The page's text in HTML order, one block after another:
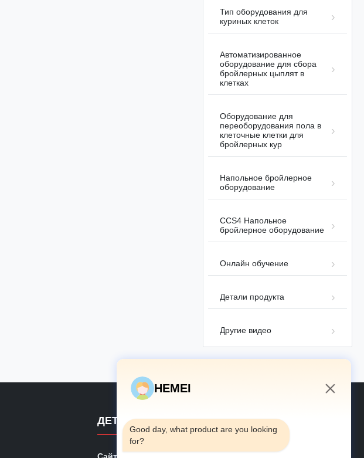
На Филиппинах официально
запущен проект автоматического
сбора бройлеров.
клетках
Птичник на Филиппинах
Автоматизированное оборудование
клетках
2026-
01:28
2026-01-
Тип оборудования для
куриных клеток
Автоматизированное
оборудование для сбора
бройлерных цыплят в
клетках
Оборудование для
переоборудования пола в
клеточные клетки для
бройлерных кур
Напольное бройлерное
оборудование
CCS4 Напольное
бройлерное оборудование
Онлайн обучение
Детали продукта
Другие видео
ДЕТАЛИ КОНТАКТА
HEMEI
Good day, what product are you looking
for?